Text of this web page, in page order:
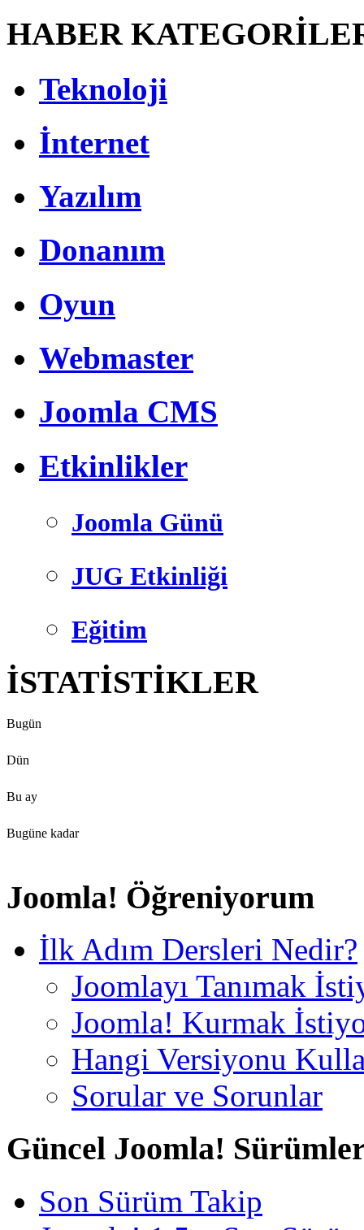
HABER
Teknoloji
İnternet
Yazılım
Donanım
Oyun
Webmaster
Joomla CMS
Etkinlikler
Joomla Günü
JUG Etkinliği
Eğitim
İSTATİSTİKLER
Bugün
Dün
Bu ay
Bugüne kadar
Joomla! Öğreniyorum
İlk Adım Dersleri Nedir?
Joomlayı Tanımak
Joomla! Kurmak
Hangi Versiyonu
Sorular ve Sorunlar
Güncel Joomla!
Son Sürüm Takip